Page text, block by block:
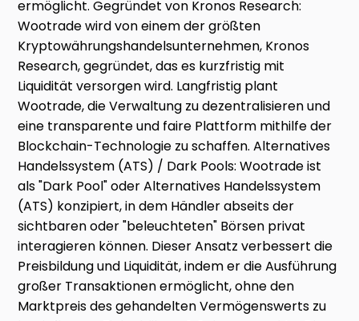
ermöglicht. Gegründet von Kronos Research:
Wootrade wird von einem der größten
Kryptowährungshandelsunternehmen, Kronos
Research, gegründet, das es kurzfristig mit
Liquidität versorgen wird. Langfristig plant
Wootrade, die Verwaltung zu dezentralisieren und
eine transparente und faire Plattform mithilfe der
Blockchain-Technologie zu schaffen. Alternatives
Handelssystem (ATS) / Dark Pools: Wootrade ist
als "Dark Pool" oder Alternatives Handelssystem
(ATS) konzipiert, in dem Händler abseits der
sichtbaren oder "beleuchteten" Börsen privat
interagieren können. Dieser Ansatz verbessert die
Preisbildung und Liquidität, indem er die Ausführung
großer Transaktionen ermöglicht, ohne den
Marktpreis des gehandelten Vermögenswerts zu